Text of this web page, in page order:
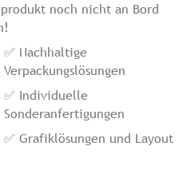
noch nicht an Bord
✅ Nachhaltige
Verpackungslösungen
✅ Individuelle
Sonderanfertigungen
✅ Grafiklösungen und Layout